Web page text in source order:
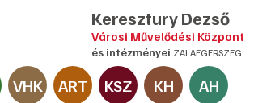
Keresztury Dezső
Városi Művelődési Központ
és intézményei ZALAEGERSZEG
VHK ART KSZ KH
AH